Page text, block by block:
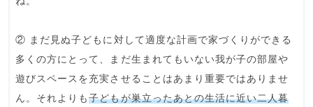
② まだ見ぬ子どもに対して適度な計画で家づくりができる
多くの方にとって、まだ生まれてもいない我が子の部屋や
遊びスペースを充実させることはあまり重要ではありませ
ん。それよりも子どもが巣立ったあとの生活に近い二人暮